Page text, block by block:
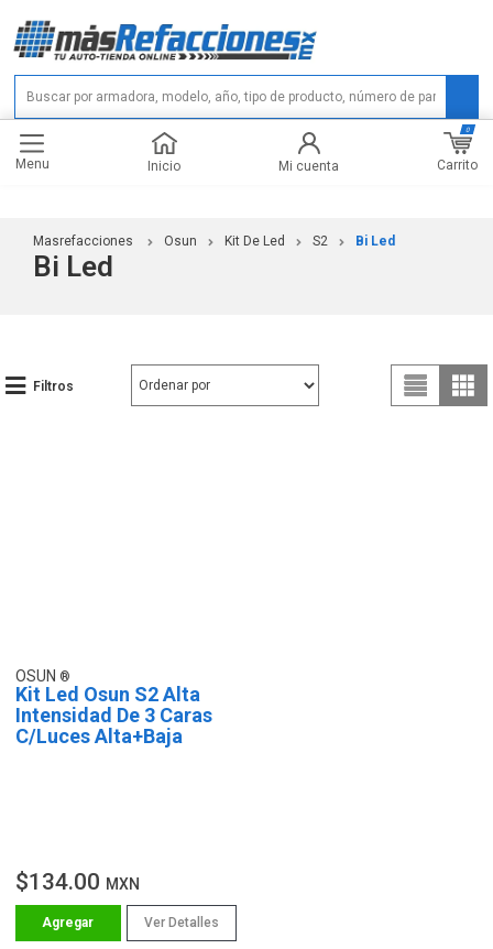
Menu Inicio Mi cuenta Carrito
0
Masrefacciones Osun Kit De Led S2 Bi Led
Bi Led
Filtros
OSUN
Kit Led Osun S2 Alta
Intensidad De 3 Caras
C/Luces Alta+Baja
$134.00 MXN
Ver Detalles